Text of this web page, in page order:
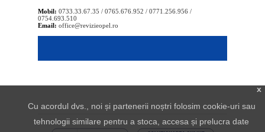
Mobil: 0733.33.67.35 / 0765.676.952 / 0771.256.956 /
0754.693.510
Email: office@revizieopel.ro
x
Cu acordul dvs., noi și partenerii noștri folosim cookie-uri sau
tehnologii similare pentru a stoca, accesa și prelucra date